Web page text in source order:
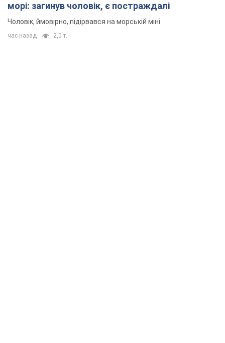
морі: загинув чоловік, є постраждалі
Чоловік, ймовірно, підірвався на морській міні
час назад 2,0 т.